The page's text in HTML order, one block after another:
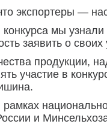
экспортеры —
мы
заявить о своих
продукции,
участие в
рамках
и